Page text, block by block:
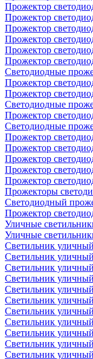
Прожектор
Прожектор
Прожектор
Прожектор
Прожектор
Прожектор
Светодиодные
Прожектор
Прожектор
Светодиодные
Прожектор
Светодиодные
Прожектор
Прожектор
Прожектор
Прожектор
Прожектор
Прожекторы
Светодиодный
Прожектор
Уличные
Уличные
Светильник
Светильник
Светильник
Светильник
Светильник
Светильник
Светильник
Светильник
Светильник
Светильник
Светильник